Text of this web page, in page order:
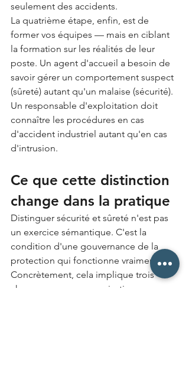
seulement des accidents.
La quatrième étape, enfin, est de
former vos équipes — mais en ciblant
la formation sur les réalités de leur
poste. Un agent d'accueil a besoin de
savoir gérer un comportement suspect
(sûreté) autant qu'un malaise (sécurité).
Un responsable d'exploitation doit
connaître les procédures en cas
d'accident industriel autant qu'en cas
d'intrusion.
Ce que cette distinction
change dans la pratique
Distinguer sécurité et sûreté n'est pas
un exercice sémantique. C'est la
condition d'une gouvernance de la
protection qui fonctionne vraiment.
Concrètement, cela implique trois
choses pour une organisation.